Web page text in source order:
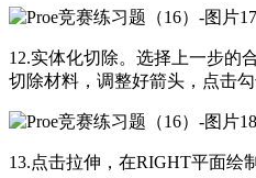
12.实体化切除。选择上一步的
切除材料，调整好箭头，点击勾
13.点击拉伸，在RIGHT平面绘